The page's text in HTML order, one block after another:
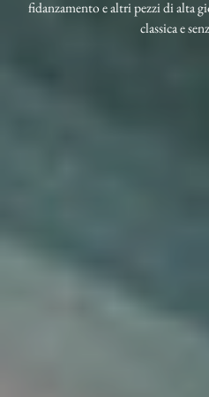
fidanzamento e altri pezzi di alta
classica e